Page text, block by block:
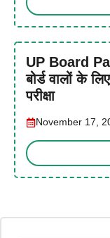
UP Board
बोर्ड वालों के
परीक्षा
November 17,